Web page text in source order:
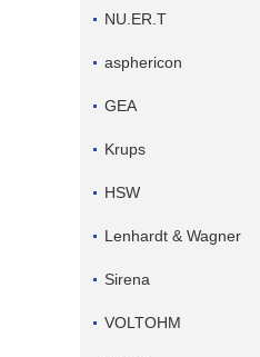
NU.ER.T
asphericon
GEA
Krups
HSW
Lenhardt & Wagner
Sirena
VOLTOHM